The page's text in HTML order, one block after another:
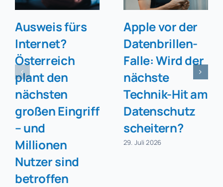
Ausweis fürs
Internet?
Österreich
plant den
nächsten
großen Eingriff
– und
Millionen
Nutzer sind
betroffen
Apple vor der
Datenbrillen-
Falle: Wird der
nächste
Technik-Hit am
Datenschutz
scheitern?
29. Juli 2026